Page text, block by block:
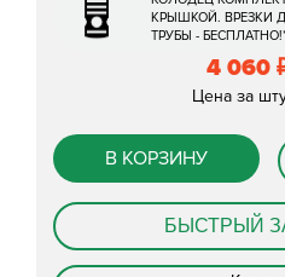
КРЫШКОЙ. ВРЕЗКИ
ТРУБЫ -
4 060
Цена за
В КОРЗИНУ
БЫСТРЫЙ